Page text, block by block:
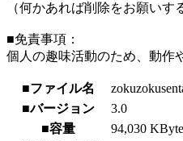
（何かあれば削除をお願い
■免責事項：
個人の趣味活動のため、動作
■ファイル名
■バージョン
3.0
■容量
94,030 KByte